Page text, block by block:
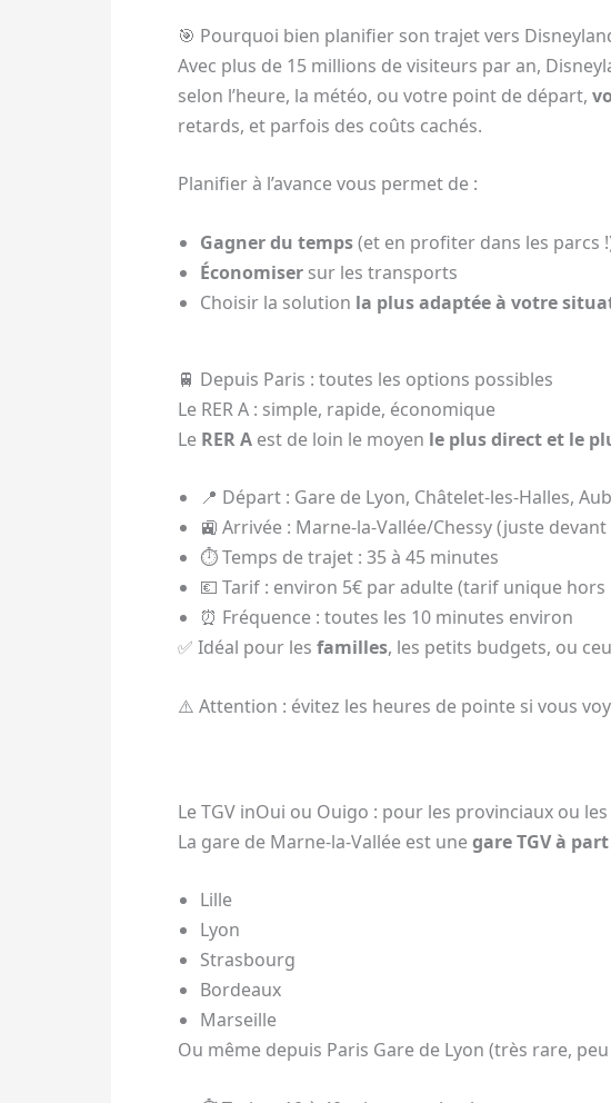
🎯 Pourquoi bien planifier son trajet vers
Avec plus de 15 millions de visiteurs par an,
selon l’heure, la météo, ou votre point de départ,
retards, et parfois des coûts cachés.
Planifier à l’avance vous permet de :
Gagner du temps(et en profiter dans les parcs
Économiser sur les transports
Choisir la solution la plus adaptée à votre
🚆 Depuis Paris : toutes les options possibles
Le RER A : simple, rapide, économique
Le RER A est de loin le moyen le plus direct et le
📍 Départ : Gare de Lyon, Châtelet-les-Halles,
🚉 Arrivée : Marne-la-Vallée/Chessy (juste devant
⏱️ Temps de trajet : 35 à 45 minutes
💶 Tarif : environ 5€ par adulte (tarif unique hors
⏰ Fréquence : toutes les 10 minutes environ
✅ Idéal pour les familles, les petits budgets, ou
⚠️ Attention : évitez les heures de pointe si vous
Le TGV inOui ou Ouigo : pour les provinciaux ou
La gare de Marne-la-Vallée est unegare TGV à
Lille
Lyon
Strasbourg
Bordeaux
Marseille
Ou même depuis Paris Gare de Lyon (très rare, peu